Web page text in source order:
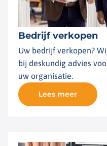
Bedrijf verkopen
Uw bedrijf verkopen?
bij deskundig advies
uw organisatie.
Lees meer